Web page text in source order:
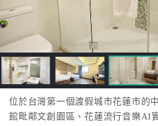
位於台灣第一個渡假城市花蓮市的
館毗鄰文創園區、花蓮流行音樂AI